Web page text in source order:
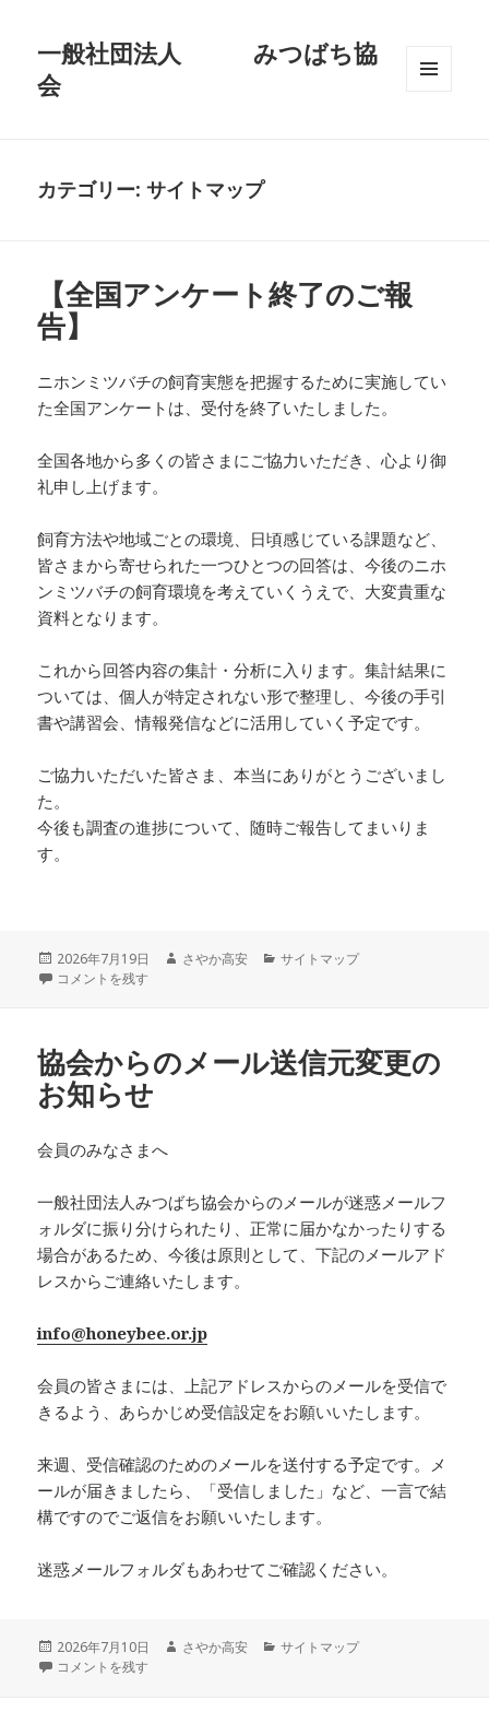
一般社団法人 みつばち協
会
カテゴリー:サイトマップ
【全国アンケート終了のご報
告】
ニホンミツバチの飼育実態を把握するために実施してい
た全国アンケートは、受付を終了いたしました。
全国各地から多くの皆さまにご協力いただき、心より御
礼申し上げます。
飼育方法や地域ごとの環境、日頃感じている課題など、
皆さまから寄せられた一つひとつの回答は、今後のニホ
ンミツバチの飼育環境を考えていくうえで、大変貴重な
資料となります。
これから回答内容の集計・分析に入ります。集計結果に
ついては、個人が特定されない形で整理し、今後の手引
書や講習会、情報発信などに活用していく予定です。
ご協力いただいた皆さま、本当にありがとうございまし
た。
今後も調査の進捗について、随時ご報告してまいりま
す。
投
稿
2026年7月19日
作
さやか高安
カ
サイトマップ
【全国アンケート終了のご報告】 に
コメントを残す
協会からのメール送信元変更の
お知らせ
会員のみなさまへ
一般社団法人みつばち協会からのメールが迷惑メールフ
ォルダに振り分けられたり、正常に届かなかったりする
場合があるため、今後は原則として、下記のメールアド
レスからご連絡いたします。
info@honeybee.or.jp
会員の皆さまには、上記アドレスからのメールを受信で
きるよう、あらかじめ受信設定をお願いいたします。
来週、受信確認のためのメールを送付する予定です。メ
ールが届きましたら、「受信しました」など、一言で結
構ですのでご返信をお願いいたします。
迷惑メールフォルダもあわせてご確認ください。
投
稿
2026年7月10日
作
さやか高安
カ
サイトマップ
協会からのメール送信元変更のお知らせ に
コメントを残す